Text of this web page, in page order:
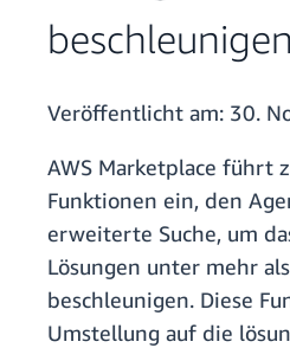
beschleunigen
Veröffentlicht am: 30.
AWS Marketplace führt
Funktionen ein, den
erweiterte Suche, um
Lösungen unter mehr
beschleunigen. Diese
Umstellung auf die